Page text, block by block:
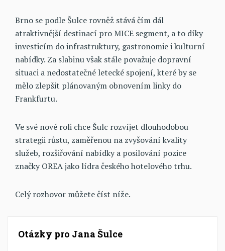
Brno se podle Šulce rovněž stává čím dál
atraktivnější destinací pro MICE segment, a to díky
investicím do infrastruktury, gastronomie i kulturní
nabídky. Za slabinu však stále považuje dopravní
situaci a nedostatečné letecké spojení, které by se
mělo zlepšit plánovaným obnovením linky do
Frankfurtu.
Ve své nové roli chce Šulc rozvíjet dlouhodobou
strategii růstu, zaměřenou na zvyšování kvality
služeb, rozšiřování nabídky a posilování pozice
značky OREA jako lídra českého hotelového trhu.
Celý rozhovor můžete číst níže.
Otázky pro Jana Šulce